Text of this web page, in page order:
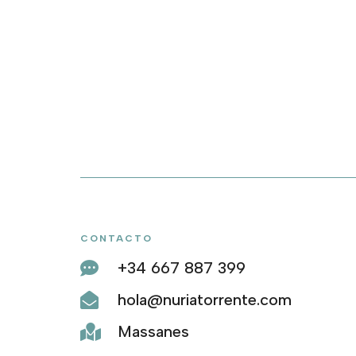
CONTACTO
 +34 667 887 399
 hola@nuriatorrente.com
 Massanes